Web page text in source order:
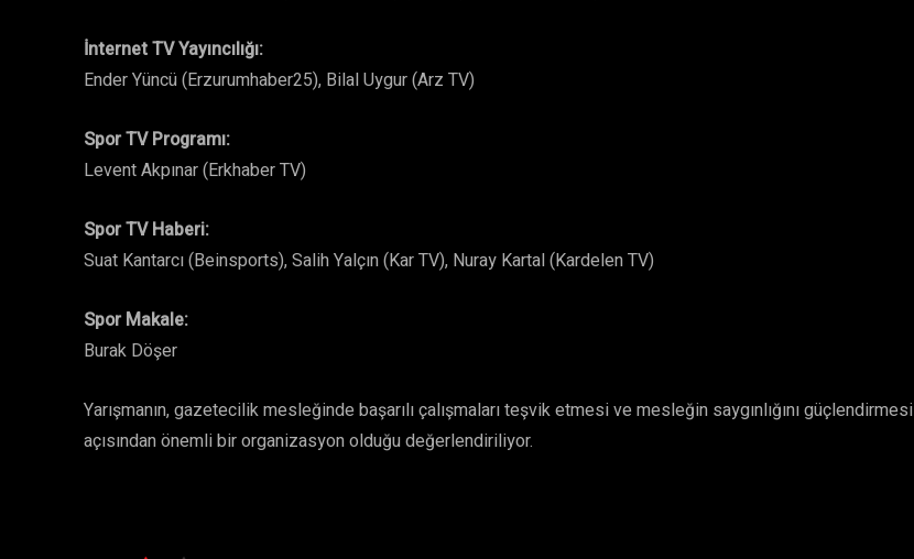
İnternet TV Yayıncılığı:
Ender Yüncü (Erzurumhaber25), Bilal Uygur (Arz TV)
Spor TV Programı:
Levent Akpınar (Erkhaber TV)
Spor TV Haberi:
Suat Kantarcı (Beinsports), Salih Yalçın (Kar TV), Nuray Kartal (Kardelen TV)
Spor Makale:
Burak Döşer
Yarışmanın, gazetecilik mesleğinde başarılı çalışmaları teşvik etmesi ve mesleğin saygınlığını güçlendirmesi
açısından önemli bir organizasyon olduğu değerlendiriliyor.